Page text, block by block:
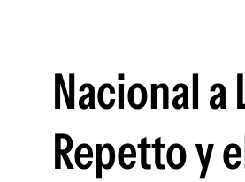
Nacional a
Repetto y